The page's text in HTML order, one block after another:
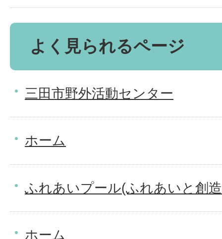
よく見られるページ
三田市野外活動センター
ホーム
ふれあいプール(ふれあいと創
ホーム